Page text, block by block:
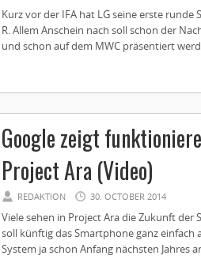
Kurz vor der IFA hat LG seine erste
R. Allem Anschein nach soll schon der
und schon auf dem MWC präsentiert
Google zeigt
Project Ara (Video)
REDAKTION 30. OCTOBER 2014
Viele sehen in Project Ara die Zukunft
soll künftig das Smartphone ganz einfach
System ja schon Anfang nächsten Jahres